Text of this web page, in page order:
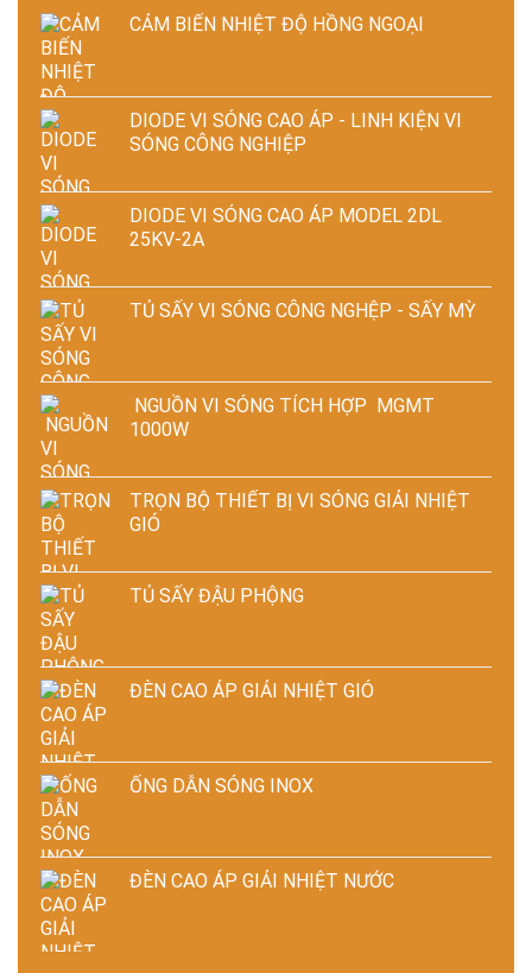
CẢM BIẾN NHIỆT ĐỘ HỒNG NGOẠI
DIODE VI SÓNG CAO ÁP - LINH KIỆN VI
SÓNG CÔNG NGHIỆP
DIODE VI SÓNG CAO ÁP MODEL 2DL
25KV-2A
TỦ SẤY VI SÓNG CÔNG NGHỆP - SẤY MỲ
NGUỒN VI SÓNG TÍCH HỢP MGMT
1000W
TRỌN BỘ THIẾT BỊ VI SÓNG GIẢI NHIỆT
GIÓ
TỦ SẤY ĐẬU PHỘNG
ĐÈN CAO ÁP GIẢI NHIỆT GIÓ
ỐNG DẪN SÓNG INOX
ĐÈN CAO ÁP GIẢI NHIỆT NƯỚC